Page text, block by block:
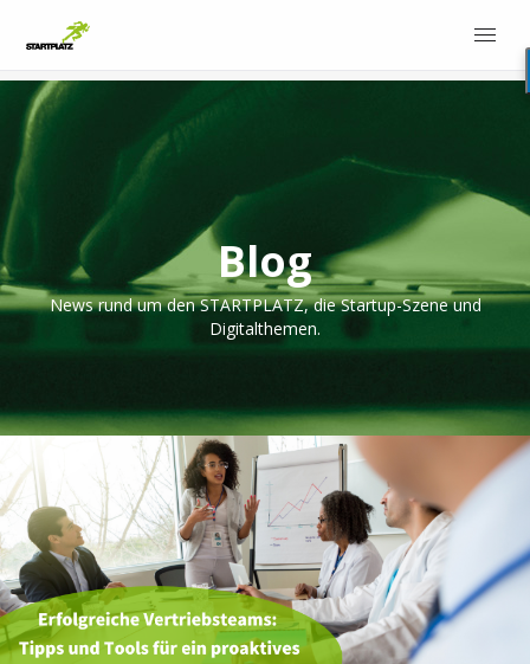
Blog
News rund um den STARTPLATZ, die Startup-Szene und
Digitalthemen.